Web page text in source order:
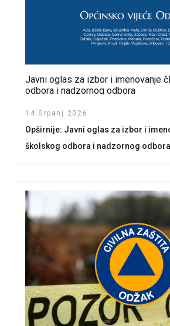
Javni oglas za izbor i imenovanje
odbora i nadzornog odbora
14 Srpanj 2026
Opširnije: Javni oglas za izbor i
školskog odbora i nadzornog odbora